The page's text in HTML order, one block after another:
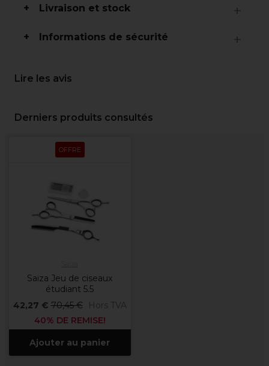
Livraison et stock
Informations de sécurité
Lire les avis
Derniers produits consultés
OFFRE
Saiza Jeu de ciseaux
étudiant 5.5
42,27 € 70,45 €
Hors TVA
40% DE REMISE!
Ajouter au panier